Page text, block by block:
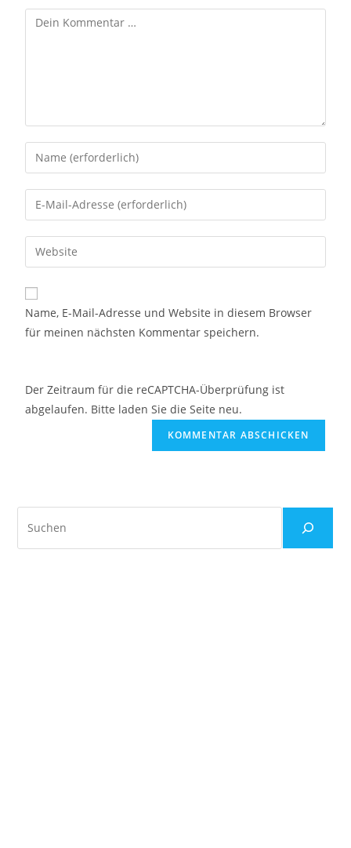
Name, E-Mail-Adresse und Website in diesem Browser
für meinen nächsten Kommentar speichern.
Der Zeitraum für die reCAPTCHA-Überprüfung ist
abgelaufen. Bitte laden Sie die Seite neu.